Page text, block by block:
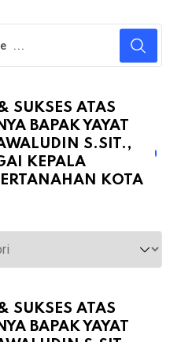
SUKSES ATAS
BAPAK YAYAT
S.SIT.,
KEPALA
KOTA
SUKSES ATAS
BAPAK YAYAT